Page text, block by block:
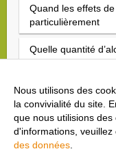
Quand les effets
particulièrement
Quelle quantité
?
L’alcool perturbe
Nous utilisons des
la convivialité du site.
que nous utilisions
d'informations,
des données